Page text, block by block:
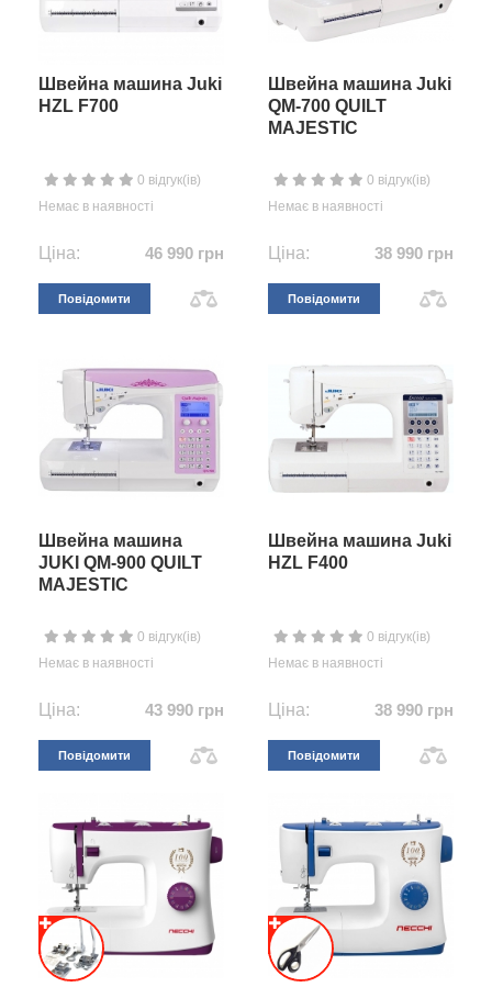
Швейна машина Juki
HZL F700
0 відгук(ів)
Немає в наявності
Ціна: 46 990 грн
Повідомити
Швейна машина Juki
QM-700 QUILT
MAJESTIC
0 відгук(ів)
Немає в наявності
Ціна: 38 990 грн
Повідомити
Швейна машина
JUKI QM-900 QUILT
MAJESTIC
0 відгук(ів)
Немає в наявності
Ціна: 43 990 грн
Повідомити
Швейна машина Juki
HZL F400
0 відгук(ів)
Немає в наявності
Ціна: 38 990 грн
Повідомити